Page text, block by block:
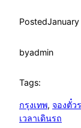
Posted
byadmin
Tags:
กรุงเทพ, จองตั๋ว
เวลาเดินรถ